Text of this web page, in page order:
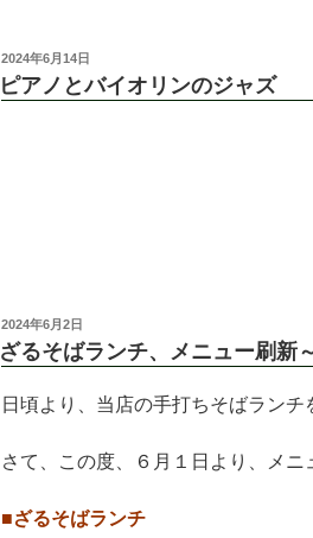
2024年6月14日
ピアノとバイオリンのジャズ
2024年6月2日
ざるそばランチ、メニュー刷新
日頃より、当店の手打ちそばランチ
さて、この度、６月１日より、メニ
■ざるそばランチ